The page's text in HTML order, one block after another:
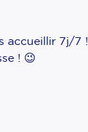
accueillir 7j/7 !
! 😉